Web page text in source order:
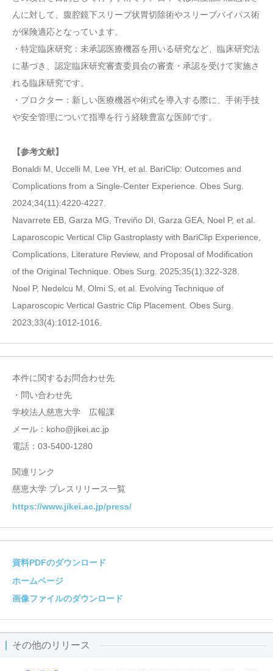
んに対して、腹腔鏡下スリーブ状胃切除術やスリーブバイパス術
が保険適応となっています。
・特定臨床研究：未承認医療機器を用いる研究など、臨床研究法
に基づき、認定臨床研究審査委員会の審査・承認を受けて実施さ
れる臨床研究です。
・プロクター：新しい医療機器や術式を導入する際に、手術手技
や安全管理について指導を行う経験豊富な医師です。
【参考文献】
Bonaldi M, Uccelli M, Lee YH, et al. BariClip: Outcomes and
Complications from a Single-Center Experience. Obes Surg.
2024;34(11):4220-4227.
Navarrete EB, Garza MG, Treviño DI, Garza GEA, Noel P, et al.
Laparoscopic Vertical Clip Gastroplasty with BariClip Experience,
Complications, Literature Review, and Proposal of Modification
of the Original Technique. Obes Surg. 2025;35(1):322-328.
Noel P, Nedelcu M, Olmi S, et al. Evolving Technique of
Laparoscopic Vertical Gastric Clip Placement. Obes Surg.
2023;33(4):1012-1016.
本件に関するお問合わせ先
・問い合わせ先
学校法人慈恵大学 広報課
メール：koho@jikei.ac.jp
電話：03-5400-1280
関連リンク
慈恵大学 プレスリリース一覧
https://www.jikei.ac.jp/press/
資料PDFのダウンロード
ホームページ
画像ファイルのダウンロード
その他のリリース